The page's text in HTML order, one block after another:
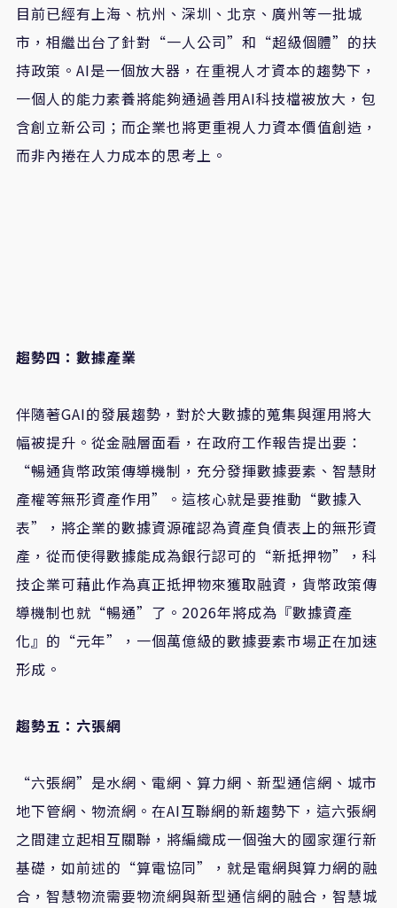
目前已經有上海、杭州、深圳、北京、廣州等一批城
市，相繼出台了針對“一人公司”和“超級個體”的扶
持政策。AI是一個放大器，在重視人才資本的趨勢下，
一個人的能力素養將能夠通過善用AI科技檔被放大，包
含創立新公司；而企業也將更重視人力資本價值創造，
而非內捲在人力成本的思考上。
趨勢四：數據產業
伴隨著GAI的發展趨勢，對於大數據的蒐集與運用將大
幅被提升。從金融層面看，在政府工作報告提出要：
“暢通貨幣政策傳導機制，充分發揮數據要素、智慧財
產權等無形資產作用”。這核心就是要推動“數據入
表”，將企業的數據資源確認為資產負債表上的無形資
產，從而使得數據能成為銀行認可的“新抵押物”，科
技企業可藉此作為真正抵押物來獲取融資，貨幣政策傳
導機制也就“暢通”了。2026年將成為『數據資產
化』的“元年”，一個萬億級的數據要素市場正在加速
形成。
趨勢五：六張網
“六張網”是水網、電網、算力網、新型通信網、城市
地下管網、物流網。在AI互聯網的新趨勢下，這六張網
之間建立起相互關聯，將編織成一個強大的國家運行新
基礎，如前述的“算電協同”，就是電網與算力網的融
合，智慧物流需要物流網與新型通信網的融合，智慧城